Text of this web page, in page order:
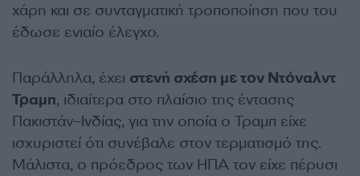
χάρη και σε συνταγματική τροποποίηση που του
έδωσε ενιαίο έλεγχο.
Παράλληλα, έχει στενή σχέση με τον Ντόναλντ
Τραμπ, ιδιαίτερα στο πλαίσιο της έντασης
Πακιστάν–Ινδίας, για την οποία ο Τραμπ είχε
ισχυριστεί ότι συνέβαλε στον τερματισμό της.
Μάλιστα, ο πρόεδρος των ΗΠΑ τον είχε πέρυσι